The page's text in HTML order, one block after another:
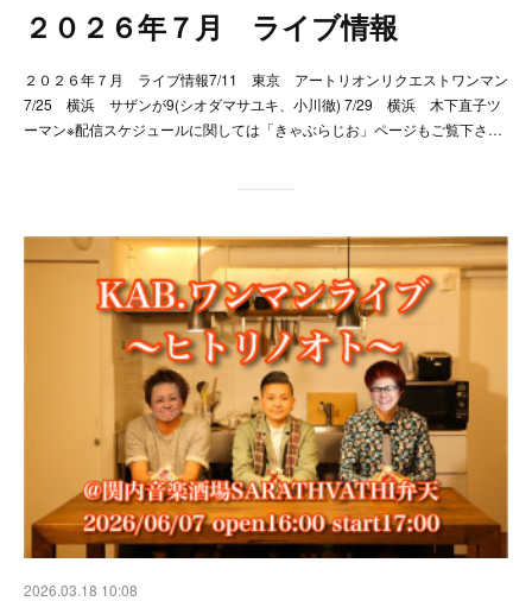
２０２６年７月 ライブ情報
２０２６年７月 ライブ情報7/11 東京 アートリオンリクエストワンマン
7/25 横浜 サザンが9(シオダマサユキ、小川徹) 7/29 横浜 木下直子ツ
ーマン※配信スケジュールに関しては「きゃぶらじお」ページもご覧下さ…
2026.03.18 10:08